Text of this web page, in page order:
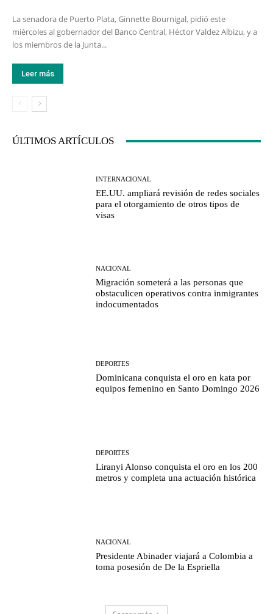
La senadora de Puerto Plata, Ginnette Bournigal, pidió este
miércoles al gobernador del Banco Central, Héctor Valdez Albizu, y a
los miembros de la Junta...
Leer más
ÚLTIMOS ARTÍCULOS
INTERNACIONAL
EE.UU. ampliará revisión de redes sociales
para el otorgamiento de otros tipos de
visas
NACIONAL
Migración someterá a las personas que
obstaculicen operativos contra inmigrantes
indocumentados
DEPORTES
Dominicana conquista el oro en kata por
equipos femenino en Santo Domingo 2026
DEPORTES
Liranyi Alonso conquista el oro en los 200
metros y completa una actuación histórica
NACIONAL
Presidente Abinader viajará a Colombia a
toma posesión de De la Espriella